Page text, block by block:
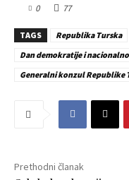
0 77
TAGS Republika Turska
Dan demokratije i
Generalni konzul Republike
Prethodni članak